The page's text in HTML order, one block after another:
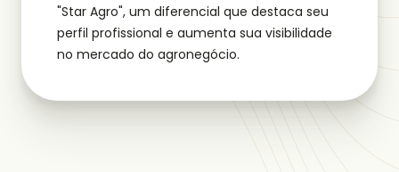
"Star Agro", um diferencial que destaca seu
perfil profissional e aumenta sua visibilidade
no mercado do agronegócio.